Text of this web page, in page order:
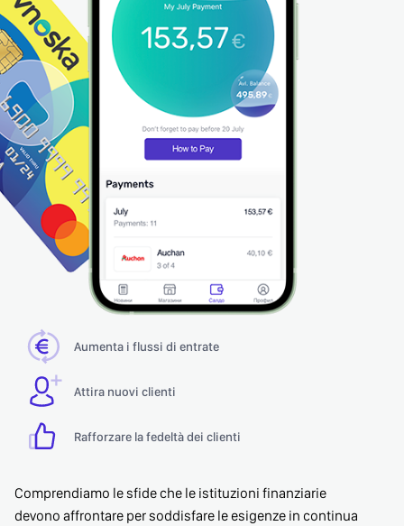
Aumenta i flussi di entrate
Attira nuovi clienti
Rafforzare la fedeltà dei clienti
Comprendiamo le sfide che le istituzioni finanziarie
devono affrontare per soddisfare le esigenze in continua